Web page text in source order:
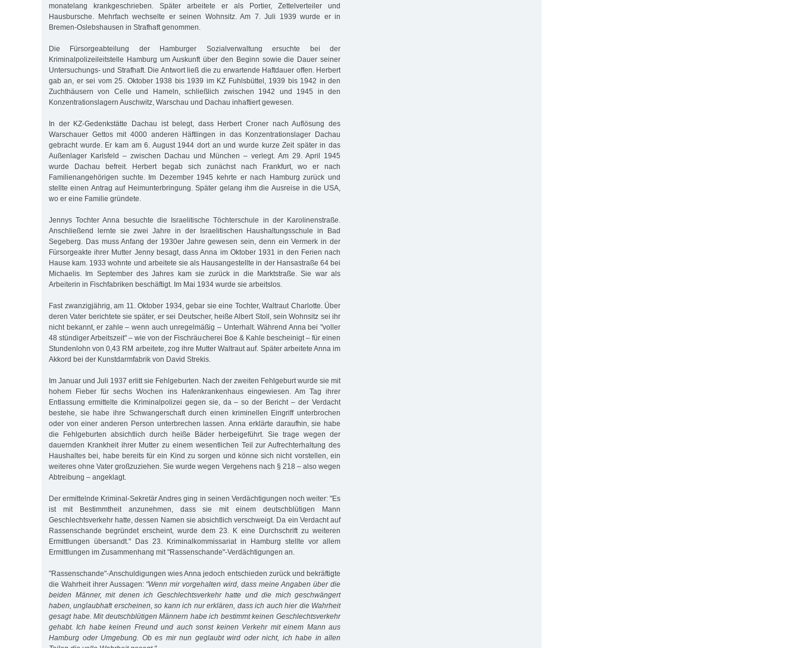
monatelang krankgeschrieben. Später arbeitete er als Portier, Zettelverteiler und
Hausbursche. Mehrfach wechselte er seinen Wohnsitz. Am 7. Juli 1939 wurde er in
Bremen-Oslebshausen in Strafhaft genommen.
Die Fürsorgeabteilung der Hamburger Sozialverwaltung ersuchte bei der
Kriminalpolizeileitstelle Hamburg um Auskunft über den Beginn sowie die Dauer seiner
Untersuchungs- und Strafhaft. Die Antwort ließ die zu erwartende Haftdauer offen. Herbert
gab an, er sei vom 25. Oktober 1938 bis 1939 im KZ Fuhlsbüttel, 1939 bis 1942 in den
Zuchthäusern von Celle und Hameln, schließlich zwischen 1942 und 1945 in den
Konzentrationslagern Auschwitz, Warschau und Dachau inhaftiert gewesen.
In der KZ-Gedenkstätte Dachau ist belegt, dass Herbert Croner nach Auflösung des
Warschauer Gettos mit 4000 anderen Häftlingen in das Konzentrationslager Dachau
gebracht wurde. Er kam am 6. August 1944 dort an und wurde kurze Zeit später in das
Außenlager Karlsfeld – zwischen Dachau und München – verlegt. Am 29. April 1945
wurde Dachau befreit. Herbert begab sich zunächst nach Frankfurt, wo er nach
Familienangehörigen suchte. Im Dezember 1945 kehrte er nach Hamburg zurück und
stellte einen Antrag auf Heimunterbringung. Später gelang ihm die Ausreise in die USA,
wo er eine Familie gründete.
Jennys Tochter Anna besuchte die Israelitische Töchterschule in der Karolinenstraße.
Anschließend lernte sie zwei Jahre in der Israelitischen Haushaltungsschule in Bad
Segeberg. Das muss Anfang der 1930er Jahre gewesen sein, denn ein Vermerk in der
Fürsorgeakte ihrer Mutter Jenny besagt, dass Anna im Oktober 1931 in den Ferien nach
Hause kam. 1933 wohnte und arbeitete sie als Hausangestellte in der Hansastraße 64 bei
Michaelis. Im September des Jahres kam sie zurück in die Marktstraße. Sie war als
Arbeiterin in Fischfabriken beschäftigt. Im Mai 1934 wurde sie arbeitslos.
Fast zwanzigjährig, am 11. Oktober 1934, gebar sie eine Tochter, Waltraut Charlotte. Über
deren Vater berichtete sie später, er sei Deutscher, heiße Albert Stoll, sein Wohnsitz sei ihr
nicht bekannt, er zahle – wenn auch unregelmäßig – Unterhalt. Während Anna bei "voller
48 stündiger Arbeitszeit" – wie von der Fischräucherei Boe & Kahle bescheinigt – für einen
Stundenlohn von 0,43 RM arbeitete, zog ihre Mutter Waltraut auf. Später arbeitete Anna im
Akkord bei der Kunstdarmfabrik von David Strekis.
Im Januar und Juli 1937 erlitt sie Fehlgeburten. Nach der zweiten Fehlgeburt wurde sie mit
hohem Fieber für sechs Wochen ins Hafenkrankenhaus eingewiesen. Am Tag ihrer
Entlassung ermittelte die Kriminalpolizei gegen sie, da – so der Bericht – der Verdacht
bestehe, sie habe ihre Schwangerschaft durch einen kriminellen Eingriff unterbrochen
oder von einer anderen Person unterbrechen lassen. Anna erklärte daraufhin, sie habe
die Fehlgeburten absichtlich durch heiße Bäder herbeigeführt. Sie trage wegen der
dauernden Krankheit ihrer Mutter zu einem wesentlichen Teil zur Aufrechterhaltung des
Haushaltes bei, habe bereits für ein Kind zu sorgen und könne sich nicht vorstellen, ein
weiteres ohne Vater großzuziehen. Sie wurde wegen Vergehens nach § 218 – also wegen
Abtreibung – angeklagt.
Der ermittelnde Kriminal-Sekretär Andres ging in seinen Verdächtigungen noch weiter: "Es
ist mit Bestimmtheit anzunehmen, dass sie mit einem deutschblütigen Mann
Geschlechtsverkehr hatte, dessen Namen sie absichtlich verschweigt. Da ein Verdacht auf
Rassenschande begründet erscheint, wurde dem 23. K eine Durchschrift zu weiteren
Ermittlungen übersandt." Das 23. Kriminalkommissariat in Hamburg stellte vor allem
Ermittlungen im Zusammenhang mit "Rassenschande"-Verdächtigungen an.
"Rassenschande"-Anschuldigungen wies Anna jedoch entschieden zurück und bekräftigte
die Wahrheit ihrer Aussagen: "Wenn mir vorgehalten wird, dass meine Angaben über die
beiden Männer, mit denen ich Geschlechtsverkehr hatte und die mich geschwängert
haben, unglaubhaft erscheinen, so kann ich nur erklären, dass ich auch hier die Wahrheit
gesagt habe. Mit deutschblütigen Männern habe ich bestimmt keinen Geschlechtsverkehr
gehabt. Ich habe keinen Freund und auch sonst keinen Verkehr mit einem Mann aus
Hamburg oder Umgebung. Ob es mir nun geglaubt wird oder nicht, ich habe in allen